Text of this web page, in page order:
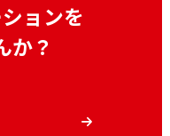
ョンを
か？